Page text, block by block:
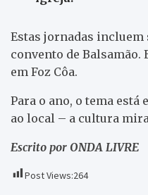
Estas jornadas
convento de Balsamão.
em Foz Côa.
Para o ano, o tema está
ao local – a cultura
Escrito por ONDA LIVRE
Post Views:264